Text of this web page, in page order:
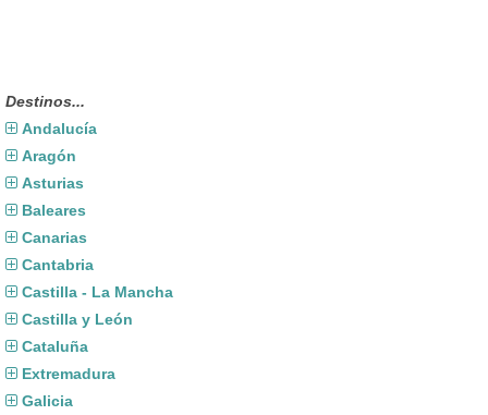
Destinos...
Andalucía
Aragón
Asturias
Baleares
Canarias
Cantabria
Castilla - La Mancha
Castilla y León
Cataluña
Extremadura
Galicia